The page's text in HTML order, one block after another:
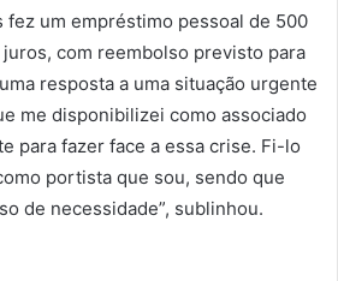
fez um empréstimo pessoal de 500
juros, com reembolso previsto para
resposta a uma situação urgente
me disponibilizei como associado
para fazer face a essa crise. Fi-lo
portista que sou, sendo que
de necessidade”, sublinhou.